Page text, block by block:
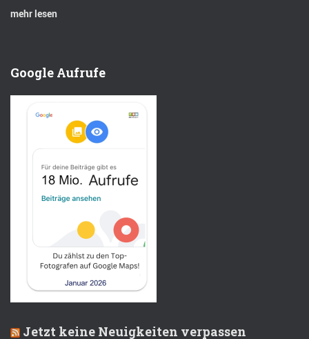
mehr lesen
Google Aufrufe
Jetzt keine Neuigkeiten verpassen